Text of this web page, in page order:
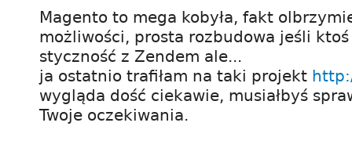
Magento to mega kobyła, fakt
możliwości, prosta rozbudowa jeśli ktoś
styczność z Zendem ale...
ja ostatnio trafiłam na taki projekt
wygląda dość ciekawie, musiałbyś
Twoje oczekiwania.